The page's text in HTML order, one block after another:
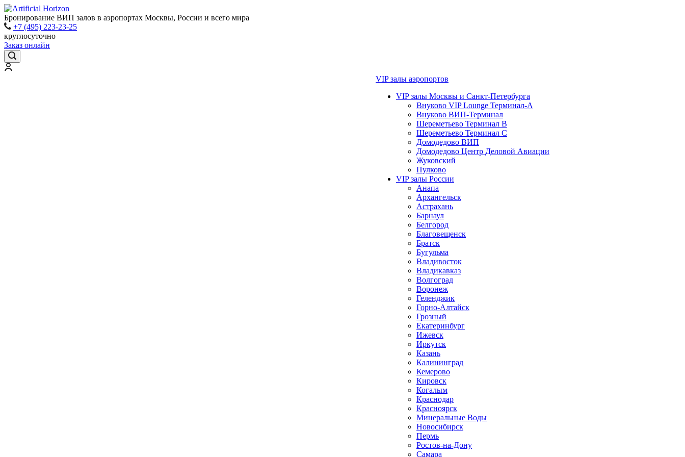
Бронирование ВИП залов в аэропортах Москвы, России и всего мира
+7 (495) 223-23-25
круглосуточно
Заказ онлайн
VIP залы аэропортов
VIP залы Москвы и Санкт-Петербурга
Внуково VIP Lounge Терминал-А
Внуково ВИП-Терминал
Шереметьево Терминал B
Шереметьево Терминал C
Домодедово ВИП
Домодедово Центр Деловой Авиации
Жуковский
Пулково
VIP залы России
Анапа
Архангельск
Астрахань
Барнаул
Белгород
Благовещенск
Братск
Бугульма
Владивосток
Владикавказ
Волгоград
Воронеж
Геленджик
Горно-Алтайск
Грозный
Екатеринбург
Ижевск
Иркутск
Казань
Калининград
Кемерово
Кировск
Когалым
Краснодар
Красноярск
Минеральные Воды
Новосибирск
Пермь
Ростов-на-Дону
Самара